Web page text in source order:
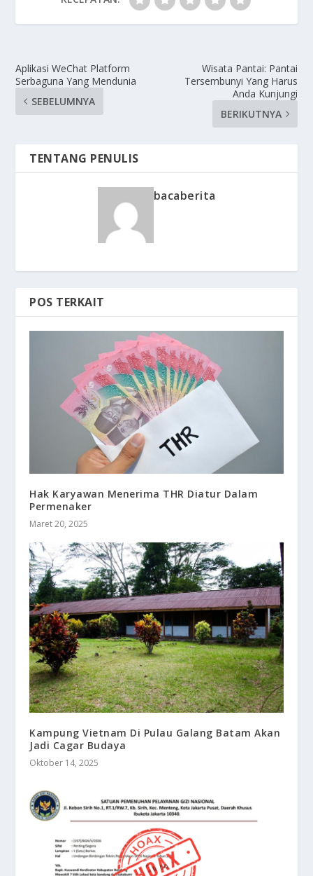
Aplikasi WeChat Platform
Serbaguna Yang Mendunia
SEBELUMNYA
Wisata Pantai: Pantai
Tersembunyi Yang Harus
Anda Kunjungi
BERIKUTNYA
TENTANG PENULIS
bacaberita
POS TERKAIT
Hak Karyawan Menerima THR Diatur Dalam
Permenaker
Maret 20, 2025
Kampung Vietnam Di Pulau Galang Batam Akan
Jadi Cagar Budaya
Oktober 14, 2025